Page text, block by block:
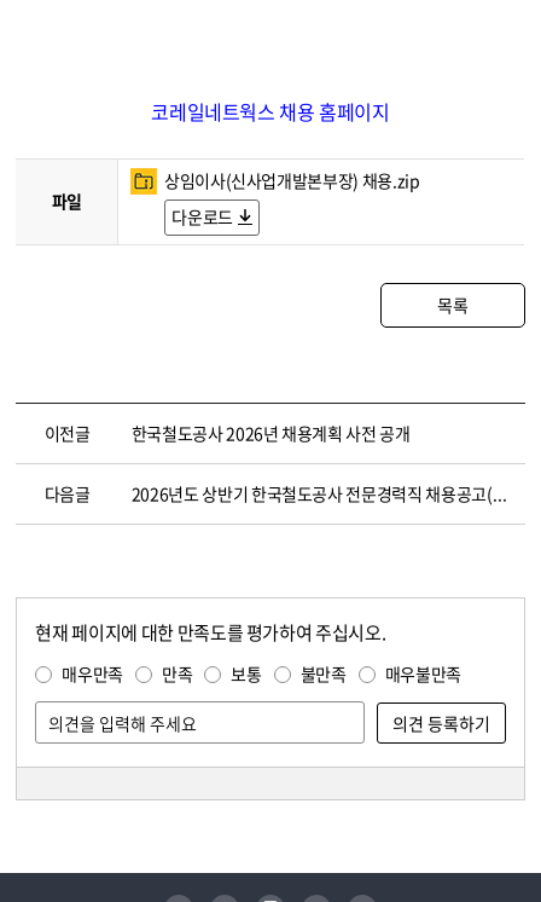
코레일네트웍스 채용 홈페이지
파일
상임이사(신사업개발본부장) 채용.zip
다운로드
목록
이전글 한국철도공사 2026년 채용계획 사전 공개
다음글 2026년도 상반기 한국철도공사 전문경력직 채용공고(~3.18. 14:00)
현재 페이지에 대한 만족도를 평가하여 주십시오.
매우만족 만족 보통 불만족 매우불만족
유튜브 페이스북 인스타그램 블로그 트위터